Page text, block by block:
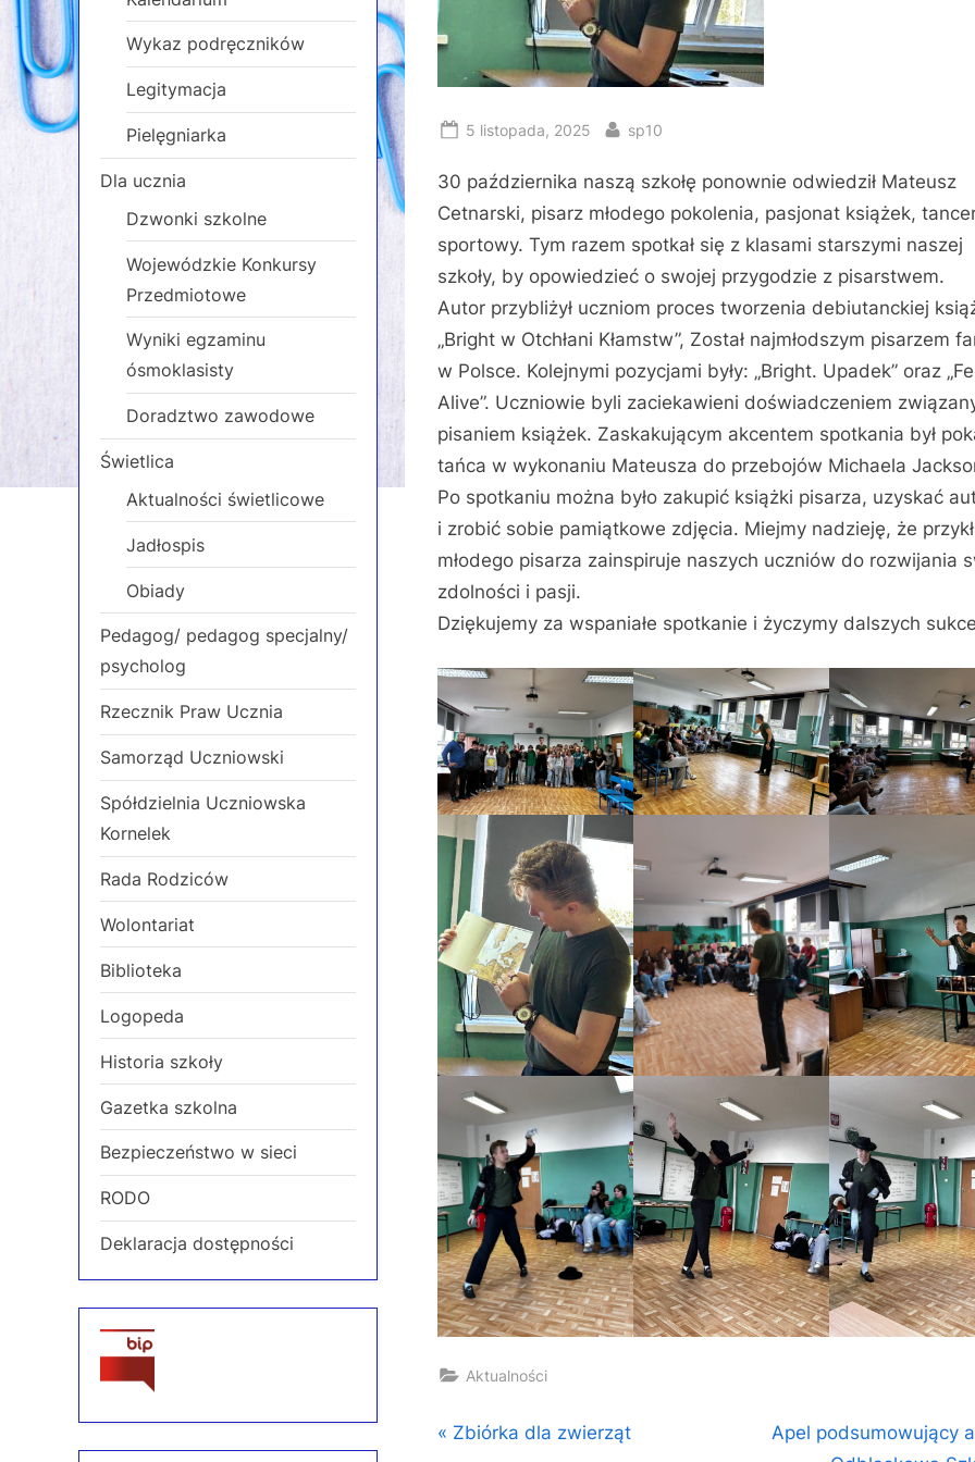
Posted
5 listopada, 2025 By
sp10
30 października naszą szkołę ponownie odwiedził Mateusz
Cetnarski, pisarz młodego pokolenia, pasjonat książek,
sportowy. Tym razem spotkał się z klasami starszymi naszej
szkoły, by opowiedzieć o swojej przygodzie z pisarstwem.
Autor przybliżył uczniom proces tworzenia debiutanckiej
„Bright w Otchłani Kłamstw”, Został najmłodszym pisarzem
w Polsce. Kolejnymi pozycjami były: „Bright. Upadek” oraz
Alive”. Uczniowie byli zaciekawieni doświadczeniem
pisaniem książek. Zaskakującym akcentem spotkania był
tańca w wykonaniu Mateusza do przebojów Michaela
Po spotkaniu można było zakupić książki pisarza, uzyskać
i zrobić sobie pamiątkowe zdjęcia. Miejmy nadzieję, że
młodego pisarza zainspiruje naszych uczniów do rozwijania
zdolności i pasji.
Dziękujemy za wspaniałe spotkanie i życzymy dalszych
Aktualności
Nawigacja
P
Zbiórka dla zwierząt
N
Apel podsumowujący
Wykaz podręczników
Legitymacja
Pielęgniarka
Dla ucznia
Dzwonki szkolne
Wojewódzkie Konkursy
Przedmiotowe
Wyniki egzaminu
ósmoklasisty
Doradztwo zawodowe
Świetlica
Aktualności świetlicowe
Jadłospis
Obiady
Pedagog/ pedagog specjalny/
psycholog
Rzecznik Praw Ucznia
Samorząd Uczniowski
Spółdzielnia Uczniowska
Kornelek
Rada Rodziców
Wolontariat
Biblioteka
Logopeda
Historia szkoły
Gazetka szkolna
Bezpieczeństwo w sieci
RODO
Deklaracja dostępności